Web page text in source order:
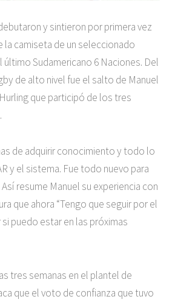
y sintieron por primera vez
la camiseta de un seleccionado
Sudamericano 6 Naciones. Del
de alto nivel fue el salto de Manuel
que participó de los tres
de adquirir conocimiento y todo lo
y el sistema. Fue todo nuevo para
Así resume Manuel su experiencia con
que ahora “Tengo que seguir por el
puedo estar en las próximas
tres semanas en el plantel de
que el voto de confianza que tuvo